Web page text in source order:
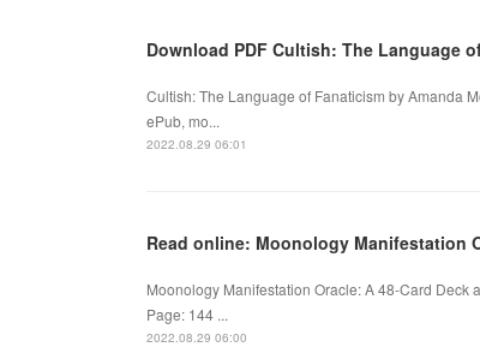
Download PDF Cultish: The Language
Cultish: The Language of Fanaticism by Amanda
ePub, mo...
2022.08.29 06:01
Read online: Moonology Manifestation
Moonology Manifestation Oracle: A 48-Card
Page: 144 ...
2022.08.29 06:00